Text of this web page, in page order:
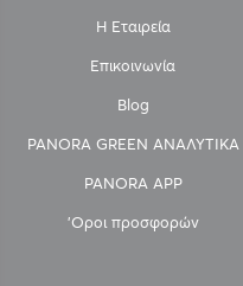
Η Εταιρεία
Επικοινωνία
Blog
PANORA GREEN ΑΝΑΛΥΤΙΚΑ
PANORA APP
'Οροι προσφορών